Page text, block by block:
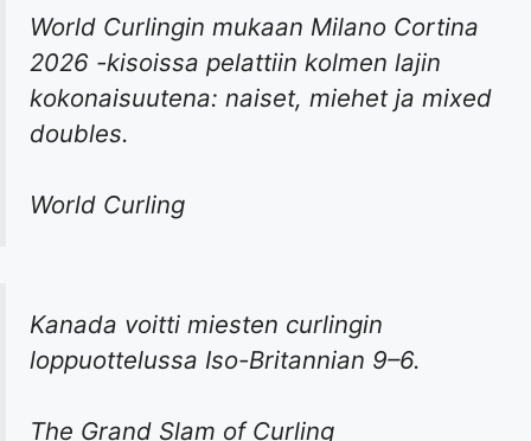
World Curlingin mukaan Milano Cortina
2026 -kisoissa pelattiin kolmen lajin
kokonaisuutena: naiset, miehet ja mixed
doubles.
World Curling
Kanada voitti miesten curlingin
loppuottelussa Iso-Britannian 9–6.
The Grand Slam of Curling